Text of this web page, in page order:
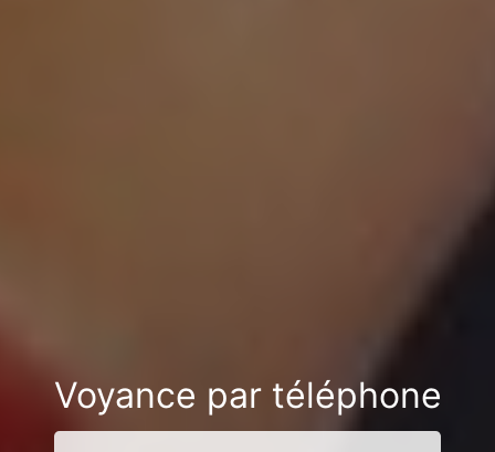
Voyance par téléphone